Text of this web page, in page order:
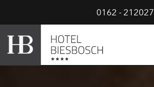
0162 - 212027